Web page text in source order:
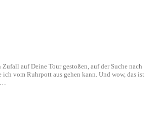
auf Deine Tour gestoßen, auf der Suche nach
ich vom Ruhrpott aus gehen kann. Und wow, das ist